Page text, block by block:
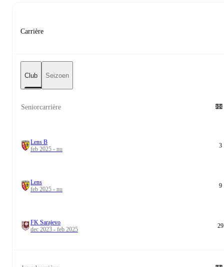
Carrière
Club Seizoen
Seniorcarrière
Lens B
feb 2025 - nu
3
Lens
feb 2025 - nu
9
FK Sarajevo
dec 2023 - feb 2025
29